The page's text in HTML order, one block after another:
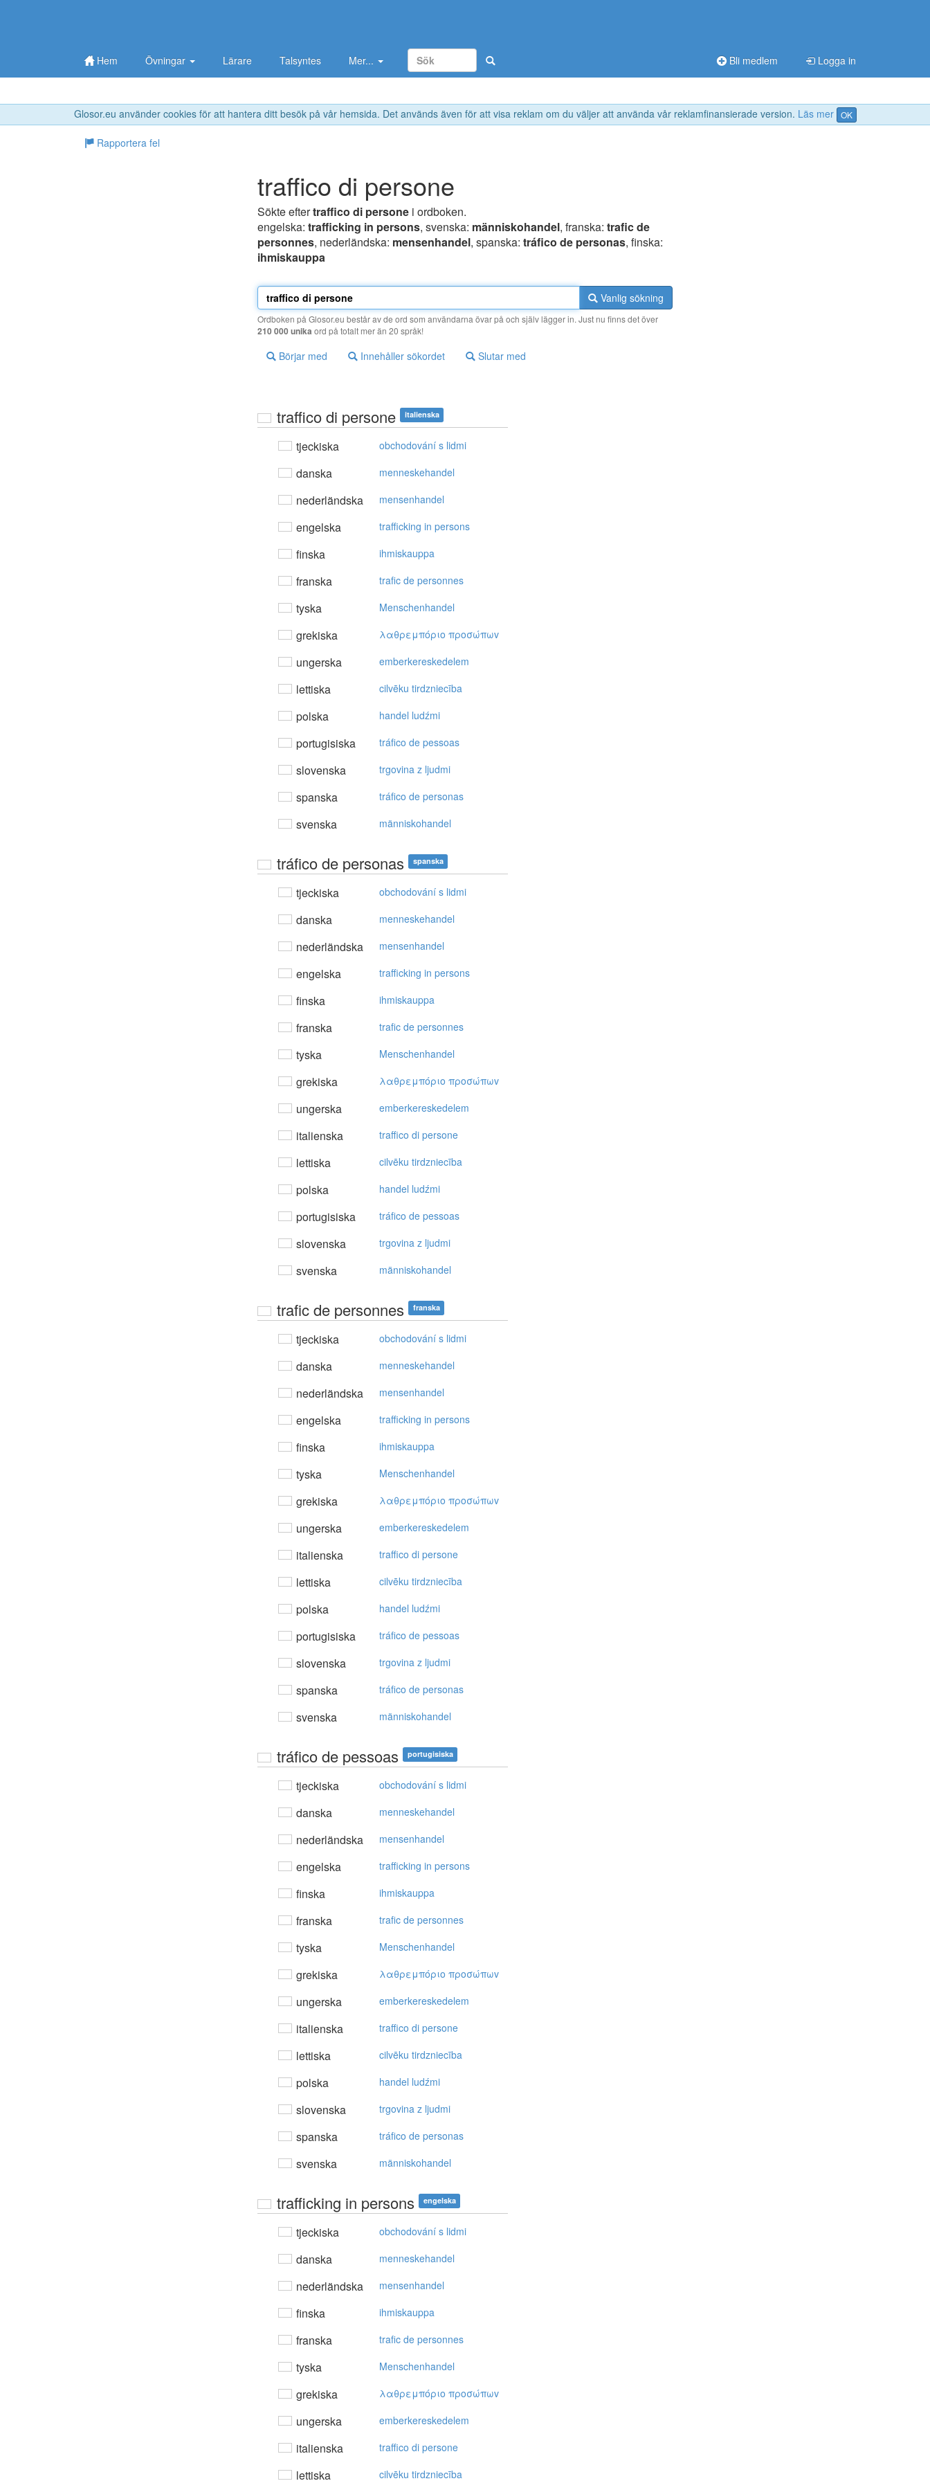
Glosor.eu använder cookies för att hantera ditt besök på vår hemsida. Det används även för att visa reklam om du väljer att använda vår reklamfinansierade version. Läs mer OK
Hem Övningar Lärare Talsyntes Mer... Bli medlem Logga in
Rapportera fel
traffico di persone
Sökte eftertraffico di persone i ordboken.
engelska: trafficking in persons, svenska: människohandel, franska: trafic de
personnes, nederländska: mensenhandel, spanska: tráfico de personas, finska:
ihmiskauppa
Vanlig sökning
Ordboken på Glosor.eu består av de ord som användarna övar på och själv lägger in. Just nu finns det över
210 000 unika ord på totalt mer än 20 språk!
Börjar med Innehåller sökordet Slutar med
traffico di persone italienska
tjeckiska obchodování s lidmi
danska menneskehandel
nederländska mensenhandel
engelska trafficking in persons
finska ihmiskauppa
franska trafic de personnes
tyska Menschenhandel
grekiska λαθρεμπόριo πρoσώπωv
ungerska emberkereskedelem
lettiska cilvēku tirdzniecība
polska handel ludźmi
portugisiska tráfico de pessoas
slovenska trgovina z ljudmi
spanska tráfico de personas
svenska människohandel
tráfico de personas spanska
tjeckiska obchodování s lidmi
danska menneskehandel
nederländska mensenhandel
engelska trafficking in persons
finska ihmiskauppa
franska trafic de personnes
tyska Menschenhandel
grekiska λαθρεμπόριo πρoσώπωv
ungerska emberkereskedelem
italienska traffico di persone
lettiska cilvēku tirdzniecība
polska handel ludźmi
portugisiska tráfico de pessoas
slovenska trgovina z ljudmi
svenska människohandel
trafic de personnes franska
tjeckiska obchodování s lidmi
danska menneskehandel
nederländska mensenhandel
engelska trafficking in persons
finska ihmiskauppa
tyska Menschenhandel
grekiska λαθρεμπόριo πρoσώπωv
ungerska emberkereskedelem
italienska traffico di persone
lettiska cilvēku tirdzniecība
polska handel ludźmi
portugisiska tráfico de pessoas
slovenska trgovina z ljudmi
spanska tráfico de personas
svenska människohandel
tráfico de pessoas portugisiska
tjeckiska obchodování s lidmi
danska menneskehandel
nederländska mensenhandel
engelska trafficking in persons
finska ihmiskauppa
franska trafic de personnes
tyska Menschenhandel
grekiska λαθρεμπόριo πρoσώπωv
ungerska emberkereskedelem
italienska traffico di persone
lettiska cilvēku tirdzniecība
polska handel ludźmi
slovenska trgovina z ljudmi
spanska tráfico de personas
svenska människohandel
trafficking in persons engelska
tjeckiska obchodování s lidmi
danska menneskehandel
nederländska mensenhandel
finska ihmiskauppa
franska trafic de personnes
tyska Menschenhandel
grekiska λαθρεμπόριo πρoσώπωv
ungerska emberkereskedelem
italienska traffico di persone
lettiska cilvēku tirdzniecība